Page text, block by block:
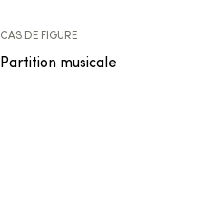
CAS DE FIGURE
Partition musicale